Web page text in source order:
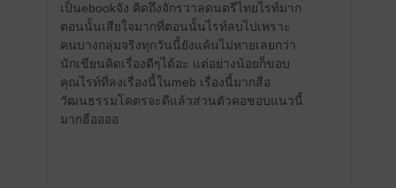
เป็นebookจัง คิดถึงจักรวาลดนตรีไทยไรท์มาก
ตอนนั้นเสียใจมากที่ตอนนั้นไรท์ลบไปเพราะ
คนบางกลุ่มจริงทุกวันนี้ยังแค้นไม่หายเลยกว่า
นักเขียนคิดเรื่องดีๆได้อะ แต่อย่างน้อยก็ขอบ
คุณไรท์ที่ลงเรื่องนี้ในmeb เรื่องนี้มากสื่อ
วัฒนธรรมโคตรจะดีแล้วส่วนตัวคอชอบแนวนี้
มากฮืออออ